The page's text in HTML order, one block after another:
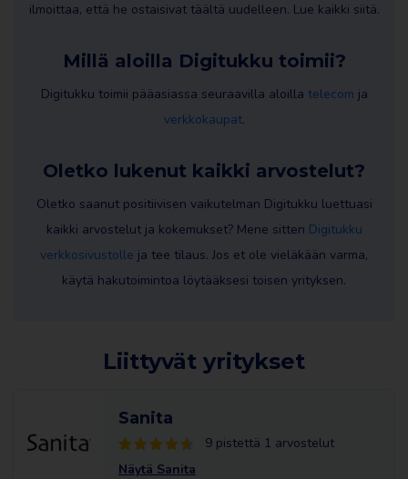
ilmoittaa, että he ostaisivat täältä uudelleen. Lue kaikki siitä.
Millä aloilla Digitukku toimii?
Digitukku toimii pääasiassa seuraavilla aloilla telecom ja
verkkokaupat.
Oletko lukenut kaikki arvostelut?
Oletko saanut positiivisen vaikutelman Digitukku luettuasi
kaikki arvostelut ja kokemukset? Mene sitten Digitukku
verkkosivustolle ja tee tilaus. Jos et ole vieläkään varma,
käytä hakutoimintoa löytääksesi toisen yrityksen.
Liittyvät yritykset
Sanita
9 pistettä 1 arvostelut
Näytä Sanita